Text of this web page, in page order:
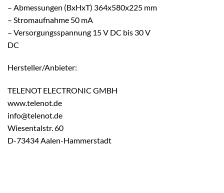
– Abmessungen (BxHxT) 364x580x225 mm
– Stromaufnahme 50 mA
– Versorgungsspannung 15 V DC bis 30 V
DC
Hersteller/Anbieter:
TELENOT ELECTRONIC GMBH
www.telenot.de
info@telenot.de
Wiesentalstr. 60
D-73434 Aalen-Hammerstadt